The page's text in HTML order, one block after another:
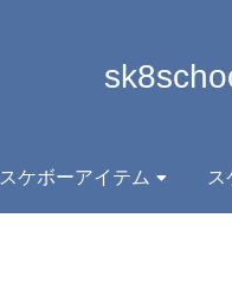
スケボーアイテム ス